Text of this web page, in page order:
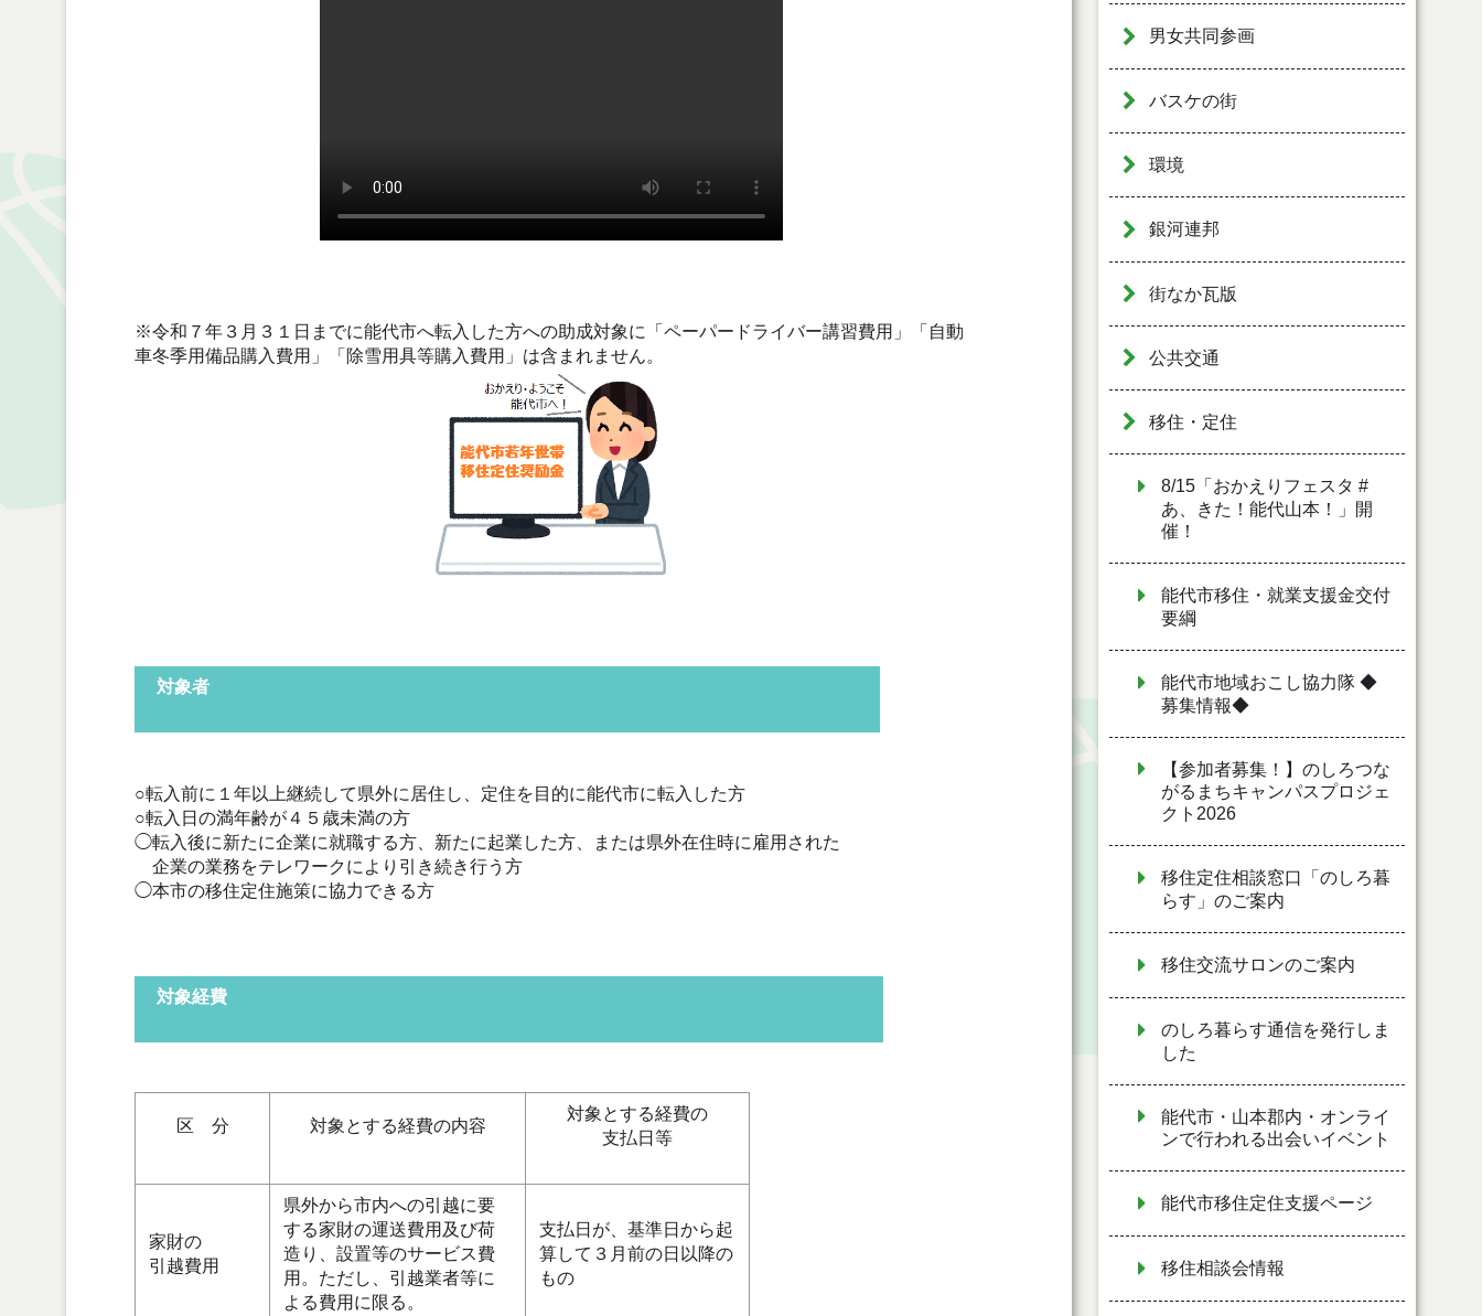
※令和７年３月３１日までに能代市へ転入した方への助成対象に「ペーパードライバー講習費用」「自動
車冬季用備品購入費用」「除雪用具等購入費用」は含まれません。
対象者
○転入前に１年以上継続して県外に居住し、定住を目的に能代市に転入した方
○転入日の満年齢が４５歳未満の方
◯転入後に新たに企業に就職する方、新たに起業した方、または県外在住時に雇用された
企業の業務をテレワークにより引き続き行う方
◯本市の移住定住施策に協力できる方
対象経費
区 分 対象とする経費の内容
対象とする経費の
支払日等
家財の
引越費用
県外から市内への引越に要
する家財の運送費用及び荷
造り、設置等のサービス費
用。ただし、引越業者等に
よる費用に限る。
支払日が、基準日から起
算して３月前の日以降の
もの
男女共同参画
バスケの街
環境
銀河連邦
街なか瓦版
公共交通
移住・定住
8/15「おかえりフェスタ #
あ、きた！能代山本！」開
催！
能代市移住・就業支援金交付
要綱
能代市地域おこし協力隊 ◆
募集情報◆
【参加者募集！】のしろつな
がるまちキャンパスプロジェ
クト2026
移住定住相談窓口「のしろ暮
らす」のご案内
移住交流サロンのご案内
のしろ暮らす通信を発行しま
した
能代市・山本郡内・オンライ
ンで行われる出会いイベント
能代市移住定住支援ページ
移住相談会情報